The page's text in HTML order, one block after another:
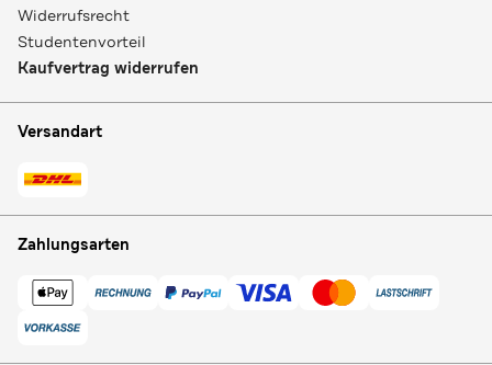
Widerrufsrecht
Studentenvorteil
Kaufvertrag widerrufen
Versandart
Zahlungsarten